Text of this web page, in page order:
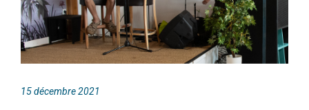
15 décembre 2021